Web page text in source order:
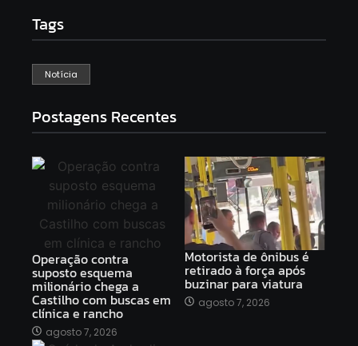
Tags
Notícia
Postagens Recentes
Operação contra
suposto esquema
milionário chega a
Castilho com buscas em
clínica e rancho
agosto 7, 2026
Motorista de ônibus é
retirado à força após
buzinar para viatura
agosto 7, 2026